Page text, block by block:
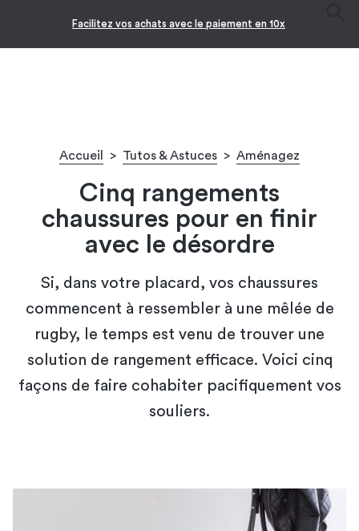
-10% pour les jeunes diplômés !* 🎉
Accueil > Tutos & Astuces > Aménagez
Cinq rangements
chaussures pour en finir
avec le désordre
Si, dans votre placard, vos chaussures
commencent à ressembler à une mêlée de
rugby, le temps est venu de trouver une
solution de rangement efficace. Voici cinq
façons de faire cohabiter pacifiquement vos
souliers.